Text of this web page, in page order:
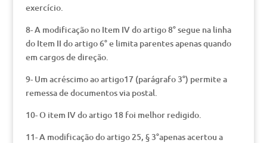
exercício.
8- A modificação no Item IV do artigo 8° segue na linha
do Item II do artigo 6° e limita parentes apenas quando
em cargos de direção.
9- Um acréscimo ao artigo17 (parágrafo 3°) permite a
remessa de documentos via postal.
10- O item IV do artigo 18 foi melhor redigido.
11- A modificação do artigo 25, § 3°apenas acertou a